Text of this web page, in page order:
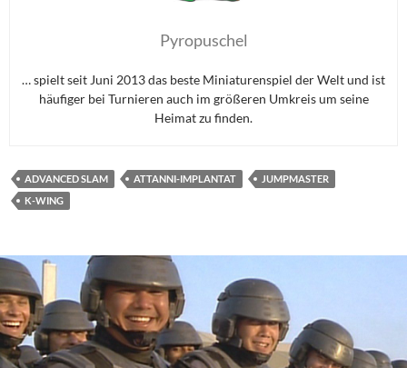
Pyropuschel
… spielt seit Juni 2013 das beste Miniaturenspiel der Welt und ist
häufiger bei Turnieren auch im größeren Umkreis um seine
Heimat zu finden.
ADVANCED SLAM ATTANNI-IMPLANTAT
JUMPMASTER
K-WING